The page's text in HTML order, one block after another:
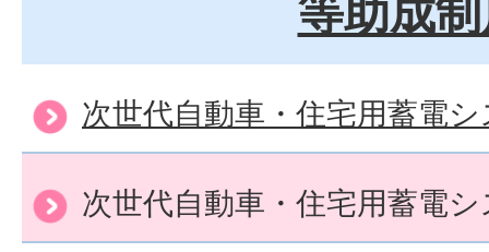
等助成
次世代自動車・住宅用蓄電
次世代自動車・住宅用蓄電